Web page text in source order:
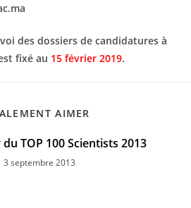
des dossiers de candidatures à
fixé au 15 février 2019.
AIMER
du TOP 100 Scientists 2013
3 septembre 2013